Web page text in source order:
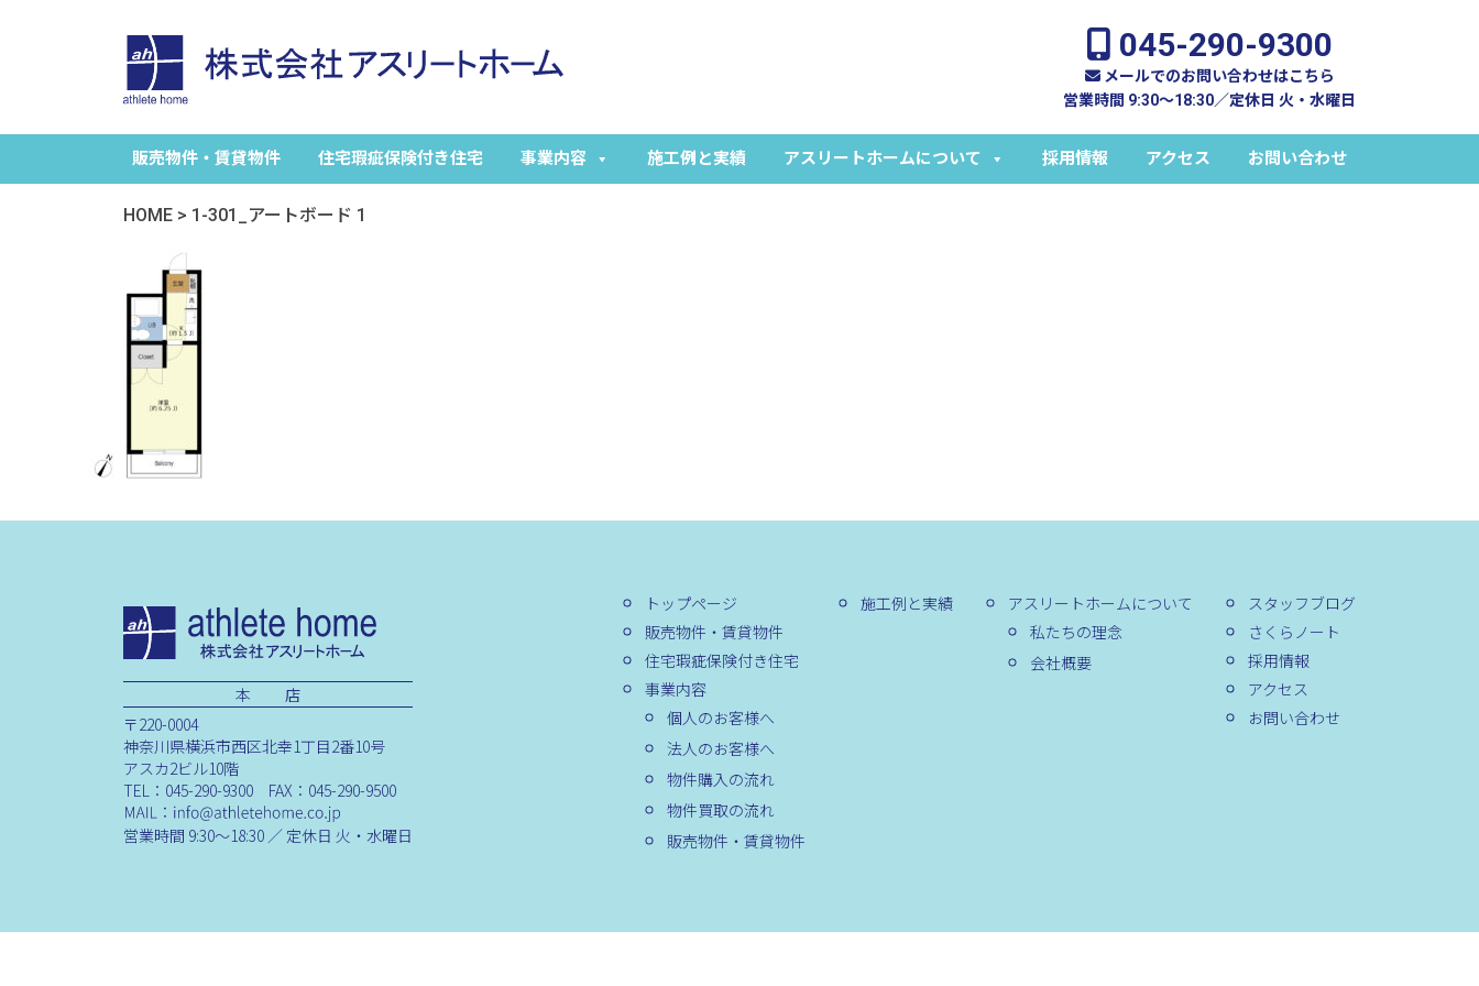
045-290-9300
メールでのお問い合わせはこちら
営業時間 9:30～18:30／定休日 火・水曜日
販売物件・賃貸物件 住宅瑕疵保険付き住宅 事業内容 施工例と実績 アスリートホームについて 採用情報 アクセス お問い合わせ
HOME > 1-301_アートボード 1
本 店
〒220-0004
神奈川県横浜市西区北幸1丁目2番10号
アスカ2ビル10階
TEL：045-290-9300 FAX：045-290-9500
営業時間 9:30～18:30 ／ 定休日 火・水曜日
トップページ
販売物件・賃貸物件
住宅瑕疵保険付き住宅
事業内容
個人のお客様へ
法人のお客様へ
物件購入の流れ
物件買取の流れ
販売物件・賃貸物件
施工例と実績
アスリートホームについて
私たちの理念
会社概要
スタッフブログ
さくらノート
採用情報
アクセス
お問い合わせ